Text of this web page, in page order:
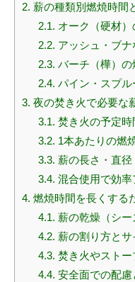
2. 薪の種類別燃焼時間
2.1. オーク（硬材
2.2. アッシュ・ブ
2.3. バーチ（樺）
2.4. パイン・スプ
3. 夜の焚き火で必要な
3.1. 焚き火の予定時
3.2. 1本あたりの燃
3.3. 薪の長さ・直
3.4. 混合使用で効
4. 燃焼時間を長くする
4.1. 薪の乾燥（シー
4.2. 薪の割り方とサ
4.3. 焚き火やスト
4.4. 安全面での配